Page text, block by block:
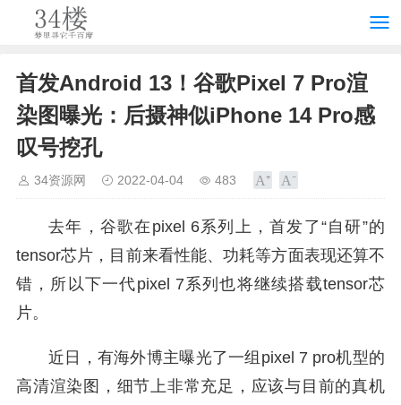
首发Android 13！谷歌Pixel 7 Pro渲
染图曝光：后摄神似iPhone 14 Pro感
叹号挖孔
34资源网 2022-04-04 483
去年，谷歌在pixel 6系列上，首发了“自研”的
tensor芯片，目前来看性能、功耗等方面表现还算不
错，所以下一代pixel 7系列也将继续搭载tensor芯
片。
近日，有海外博主曝光了一组pixel 7 pro机型的
高清渲染图，细节上非常充足，应该与目前的真机